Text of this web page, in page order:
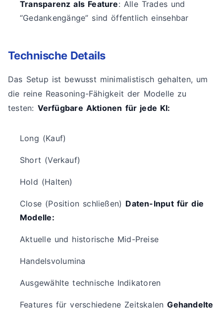
Transparenz als Feature: Alle Trades und
“Gedankengänge” sind öffentlich einsehbar
Technische Details
Das Setup ist bewusst minimalistisch gehalten, um
die reine Reasoning-Fähigkeit der Modelle zu
testen: Verfügbare Aktionen für jede KI:
Long (Kauf)
Short (Verkauf)
Hold (Halten)
Close (Position schließen) Daten-Input für die
Modelle:
Aktuelle und historische Mid-Preise
Handelsvolumina
Ausgewählte technische Indikatoren
Features für verschiedene ZeitskalenGehandelte